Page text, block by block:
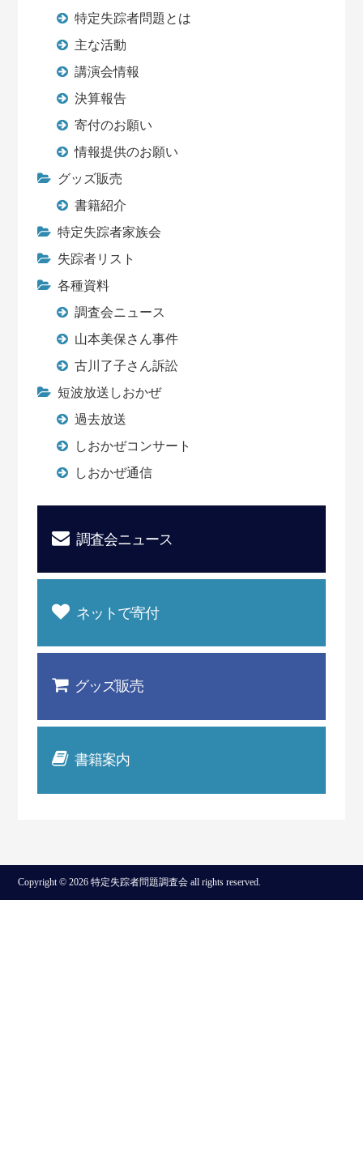
特定失踪者問題とは
主な活動
講演会情報
決算報告
寄付のお願い
情報提供のお願い
グッズ販売
書籍紹介
特定失踪者家族会
失踪者リスト
各種資料
調査会ニュース
山本美保さん事件
古川了子さん訴訟
短波放送しおかぜ
過去放送
しおかぜコンサート
しおかぜ通信
調査会ニュース
ネットで寄付
グッズ販売
書籍案内
Copyright © 2026 特定失踪者問題調査会 all rights reserved.